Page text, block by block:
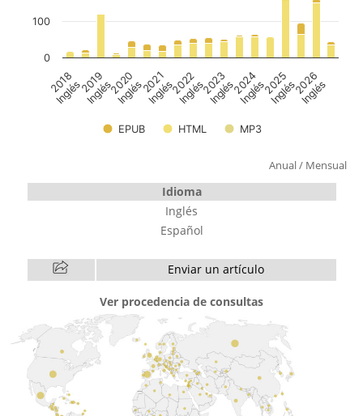
Anual/ Mensual
Idioma
Inglés
Español
Enviar un artículo
Ver procedencia de consultas